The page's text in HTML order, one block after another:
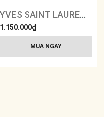
YVES SAINT LAURENT Lovenude Lip Blusher Soft Blurring Lip Color
1.150.000₫
MUA NGAY